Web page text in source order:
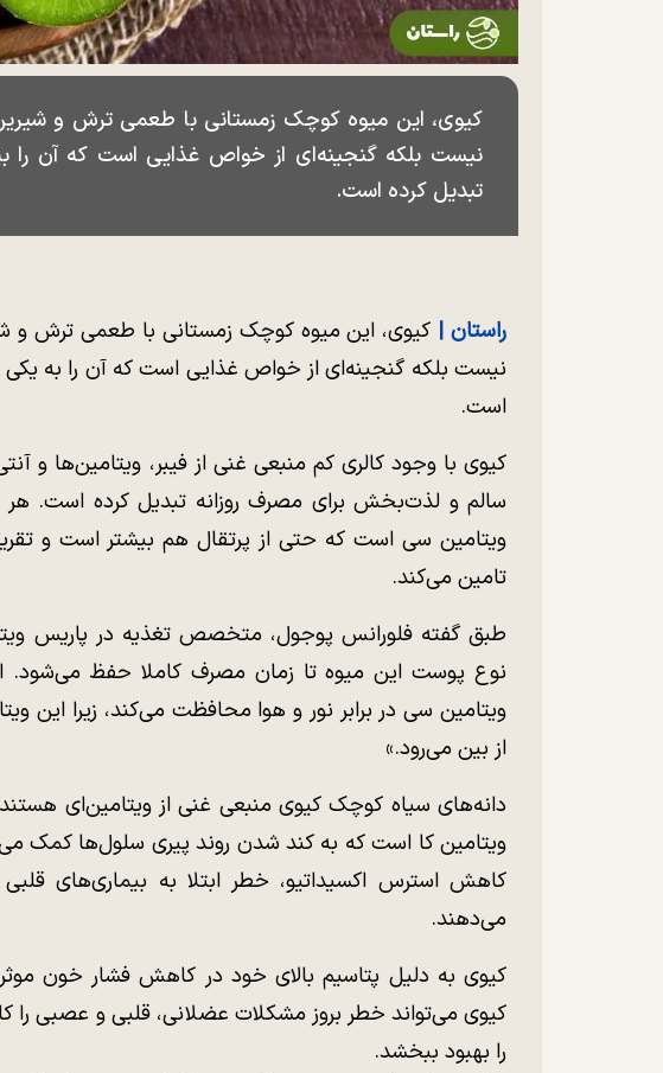
کیوی، این میوه کوچک زمستانی با طعمی ترش و
نیست بلکه گنجینه‌ای از خواص غذایی است که آن را
تبدیل کرده است.
راستان | کیوی، این میوه کوچک زمستانی با طعمی ترش و
نیست بلکه گنجینه‌ای از خواص غذایی است که آن را به یکی
است.
کیوی با وجود کالری کم منبعی غنی از فیبر، ویتامین‌ها و
ویتامین سی است که حتی از پرتقال هم بیشتر است و تقریبا
تامین می‌کند.
طبق گفته فلورانس پوجول، متخصص تغذیه در پاریس
نوع پوست این میوه تا زمان مصرف کاملا حفظ
ویتامین سی در برابر نور و هوا محافظت می‌کند، زیرا این
از بین می‌رود.»
دانه‌های سیاه کوچک کیوی منبعی غنی از ویتامین‌ای
ویتامین کا است که به کند شدن روند پیری سلول‌ها کمک
کاهش استرس اکسیداتیو، خطر ابتلا به بیماری‌های
می‌دهند.
کیوی به دلیل پتاسیم بالای خود در کاهش فشار خون
کیوی می‌تواند خطر بروز مشکلات عضلانی، قلبی و عصبی
را بهبود ببخشد.